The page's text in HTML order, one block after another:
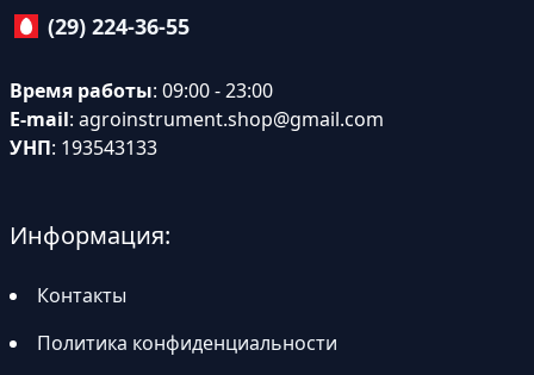
(29) 224-36-55
Время работы: 09:00 - 23:00
E-mail: agroinstrument.shop@gmail.com
УНП: 193543133
Информация:
Контакты
Политика конфиденциальности